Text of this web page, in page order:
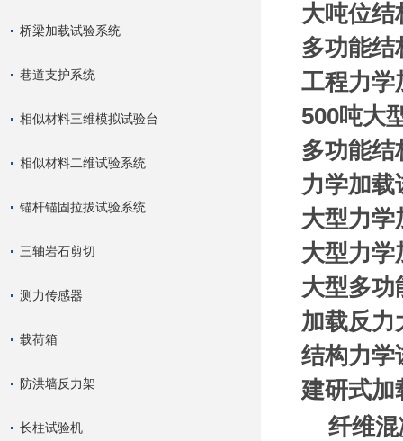
桥梁加载试验系统
巷道支护系统
相似材料三维模拟试验台
相似材料二维试验系统
锚杆锚固拉拔试验系统
三轴岩石剪切
测力传感器
载荷箱
防洪墙反力架
长柱试验机
大吨位结
多功能结
工程力学
500吨大
多功能结
力学加载
大型力学
大型力学
大型多功
加载反力
结构力学
建研式加
纤维